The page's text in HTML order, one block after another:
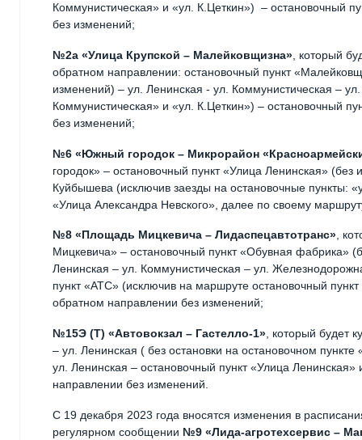
Коммунистическая» и «ул. К.Цеткин») – остановочный
без изменений;
№2а «Улица Крупской – Малейковщизна» , который
обратном направлении: остановочный пункт
изменений) – ул. Ленинская - ул. Коммунистическая –
Коммунистическая» и «ул. К.Цеткин») – остановочный
без изменений;
№6 «Южный городок – Микрорайон
городок» – остановочный пункт «Улица Ленинская»
Куйбышева (исключив заезды на остановочные пункты:
«Улица Александра Невского», далее по своему
№8 «Площадь Мицкевича – Лидаспецавтотранс»,
Мицкевича» – остановочный пункт «Обувная фабрика»
Ленинская – ул. Коммунистическая – ул.
пункт «АТС» (исключив на маршруте остановочный
обратном направлении без изменений;
№15Э (Т) «Автовокзал – Гастелло-1», который будет
– ул. Ленинская ( без остановки на остановочном
ул. Ленинская – остановочный пункт «Улица
направлении без изменений.
С 19 декабря 2023 года вносятся изменения в
регулярном сообщении №9 «Лида-агротехсервис –